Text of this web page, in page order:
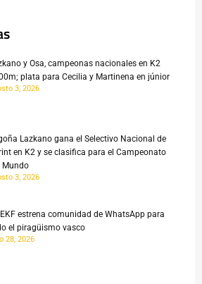
y Osa, campeonas nacionales en K2
plata para Cecilia y Martinena en júnior
3, 2026
Lazkano gana el Selectivo Nacional de
en K2 y se clasifica para el Campeonato
Mundo
3, 2026
EKF estrena comunidad de WhatsApp para
el piragüismo vasco
28, 2026